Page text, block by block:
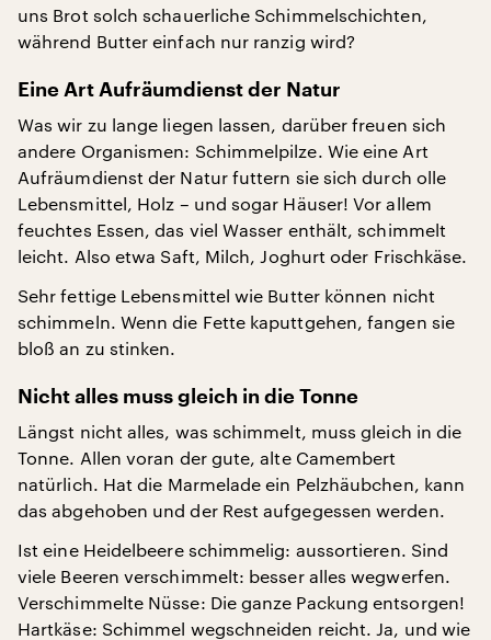
uns Brot solch schauerliche Schimmelschichten,
während Butter einfach nur ranzig wird?
Eine Art Aufräumdienst der Natur
Was wir zu lange liegen lassen, darüber freuen sich
andere Organismen: Schimmelpilze. Wie eine Art
Aufräumdienst der Natur futtern sie sich durch olle
Lebensmittel, Holz – und sogar Häuser! Vor allem
feuchtes Essen, das viel Wasser enthält, schimmelt
leicht. Also etwa Saft, Milch, Joghurt oder Frischkäse.
Sehr fettige Lebensmittel wie Butter können nicht
schimmeln. Wenn die Fette kaputtgehen, fangen sie
bloß an zu stinken.
Nicht alles muss gleich in die Tonne
Längst nicht alles, was schimmelt, muss gleich in die
Tonne. Allen voran der gute, alte Camembert
natürlich. Hat die Marmelade ein Pelzhäubchen, kann
das abgehoben und der Rest aufgegessen werden.
Ist eine Heidelbeere schimmelig: aussortieren. Sind
viele Beeren verschimmelt: besser alles wegwerfen.
Verschimmelte Nüsse: Die ganze Packung entsorgen!
Hartkäse: Schimmel wegschneiden reicht. Ja, und wie